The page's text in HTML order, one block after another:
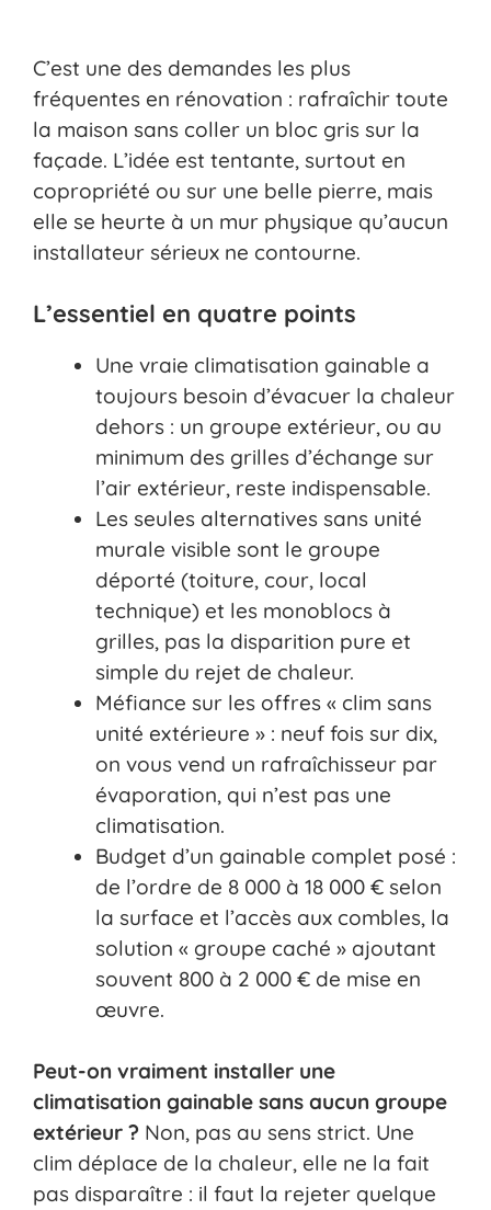
C’est une des demandes les plus
fréquentes en rénovation : rafraîchir toute
la maison sans coller un bloc gris sur la
façade. L’idée est tentante, surtout en
copropriété ou sur une belle pierre, mais
elle se heurte à un mur physique qu’aucun
installateur sérieux ne contourne.
L’essentiel en quatre points
Une vraie climatisation gainable a
toujours besoin d’évacuer la chaleur
dehors : un groupe extérieur, ou au
minimum des grilles d’échange sur
l’air extérieur, reste indispensable.
Les seules alternatives sans unité
murale visible sont le groupe
déporté (toiture, cour, local
technique) et les monoblocs à
grilles, pas la disparition pure et
simple du rejet de chaleur.
Méfiance sur les offres « clim sans
unité extérieure » : neuf fois sur dix,
on vous vend un rafraîchisseur par
évaporation, qui n’est pas une
climatisation.
Budget d’un gainable complet posé :
de l’ordre de 8 000 à 18 000 € selon
la surface et l’accès aux combles, la
solution « groupe caché » ajoutant
souvent 800 à 2 000 € de mise en
œuvre.
Peut-on vraiment installer une
climatisation gainable sans aucun groupe
extérieur ? Non, pas au sens strict. Une
clim déplace de la chaleur, elle ne la fait
pas disparaître : il faut la rejeter quelque